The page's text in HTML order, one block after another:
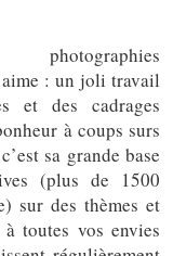
: un joli travail
et des cadrages
à coups surs
sa grande base
(plus de 1500
sur des thèmes et
toutes vos envies